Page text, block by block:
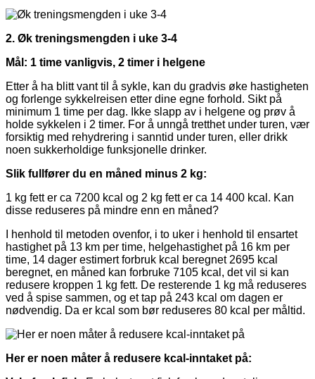
2. Øk treningsmengden i uke 3-4
Mål: 1 time vanligvis, 2 timer i helgene
Etter å ha blitt vant til å sykle, kan du gradvis øke hastigheten
og forlenge sykkelreisen etter dine egne forhold. Sikt på
minimum 1 time per dag. Ikke slapp av i helgene og prøv å
holde sykkelen i 2 timer. For å unngå tretthet under turen, vær
forsiktig med rehydrering i sanntid under turen, eller drikk
noen sukkerholdige funksjonelle drinker.
Slik fullfører du en måned minus 2 kg:
1 kg fett er ca 7200 kcal og 2 kg fett er ca 14 400 kcal. Kan
disse reduseres på mindre enn en måned?
I henhold til metoden ovenfor, i to uker i henhold til ensartet
hastighet på 13 km per time, helgehastighet på 16 km per
time, 14 dager estimert forbruk kcal beregnet 2695 kcal
beregnet, en måned kan forbruke 7105 kcal, det vil si kan
redusere kroppen 1 kg fett. De resterende 1 kg må reduseres
ved å spise sammen, og et tap på 243 kcal om dagen er
nødvendig. Da er kcal som bør reduseres 80 kcal per måltid.
Her er noen måter å redusere kcal-inntaket på: